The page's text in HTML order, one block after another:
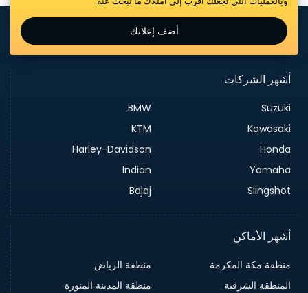
أضف إعلانك
أشهر الشركات
Suzuki
BMW
Kawasaki
KTM
Honda
Harley-Davidson
Yamaha
Indian
Slingshot
Bajaj
أشهر الأماكن
منطقة مكة المكرمة
منطقة الرياض
المنطقة الشرقية
منطقة المدينة المنورة